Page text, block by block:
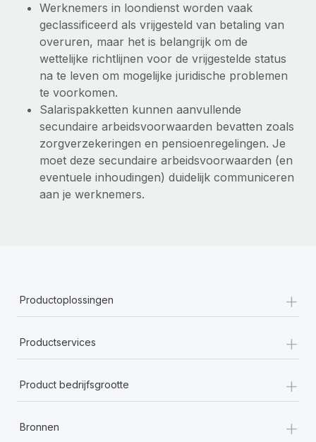
Werknemers in loondienst worden vaak
geclassificeerd als vrijgesteld van betaling van
overuren, maar het is belangrijk om de
wettelijke richtlijnen voor de vrijgestelde status
na te leven om mogelijke juridische problemen
te voorkomen.
Salarispakketten kunnen aanvullende
secundaire arbeidsvoorwaarden bevatten zoals
zorgverzekeringen en pensioenregelingen. Je
moet deze secundaire arbeidsvoorwaarden (en
eventuele inhoudingen) duidelijk communiceren
aan je werknemers.
Productoplossingen +
Productservices +
Product bedrijfsgrootte +
Bronnen +